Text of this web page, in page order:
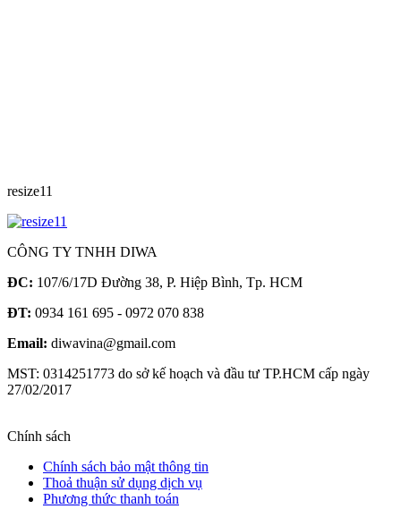
resize11
CÔNG TY TNHH DIWA
ĐC: 107/6/17D Đường 38, P. Hiệp Bình, Tp. HCM
ĐT: 0934 161 695 - 0972 070 838
Email: diwavina@gmail.com
MST: 0314251773 do sở kế hoạch và đầu tư TP.HCM cấp ngày
27/02/2017
Chính sách
Chính sách bảo mật thông tin
Thoả thuận sử dụng dịch vụ
Phương thức thanh toán